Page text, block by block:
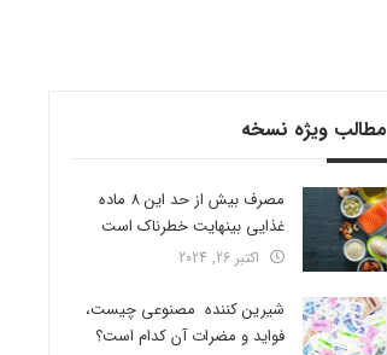
مطالب ویژه نسخه
مصرف بیش از حد این 8 ماده
غذایی بینهایت خطرناک است
اکتبر 26, 2024
شیرین کننده مصنوعی چیست،
فواید و مضرات آن کدام است؟